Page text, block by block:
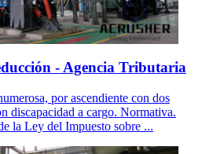
- Agencia Tributaria
por ascendiente con dos
discapacidad a cargo. Normativa.
la Ley del Impuesto sobre ...